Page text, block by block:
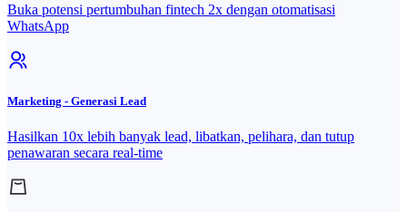
Buka potensi pertumbuhan fintech 2x dengan otomatisasi
WhatsApp
Marketing - Generasi Lead
Hasilkan 10x lebih banyak lead, libatkan, pelihara, dan tutup
penawaran secara real-time